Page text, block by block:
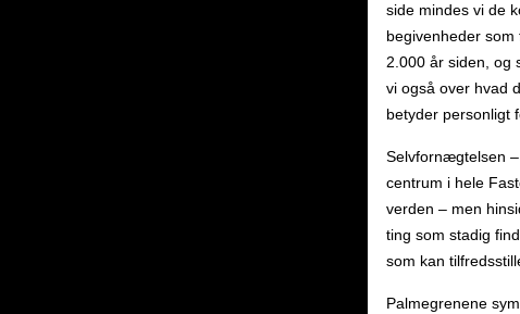
side mindes vi de
begivenheder
2.000 år siden, og
vi også over hvad
betyder personligt
Selvfornægtelsen
centrum i hele
verden – men
ting som stadig
som kan
Palmegrenene